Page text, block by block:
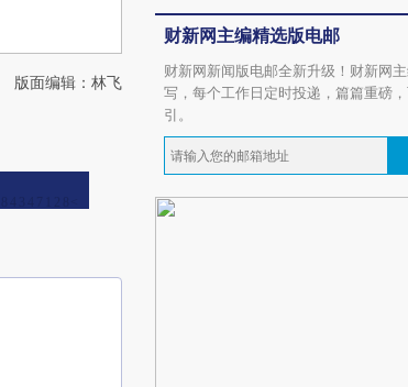
版面编辑：林飞
财新网主编精选版电邮
财新网新闻版电邮全新升级！财新网
写，每个工作日定时投递，篇篇重磅
引。